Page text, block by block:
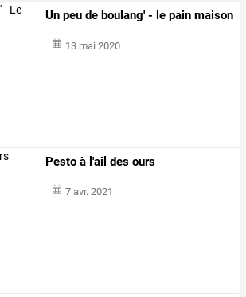
Un peu de boulang' - le pain maison
13 mai 2020
Pesto à l'ail des ours
7 avr. 2021